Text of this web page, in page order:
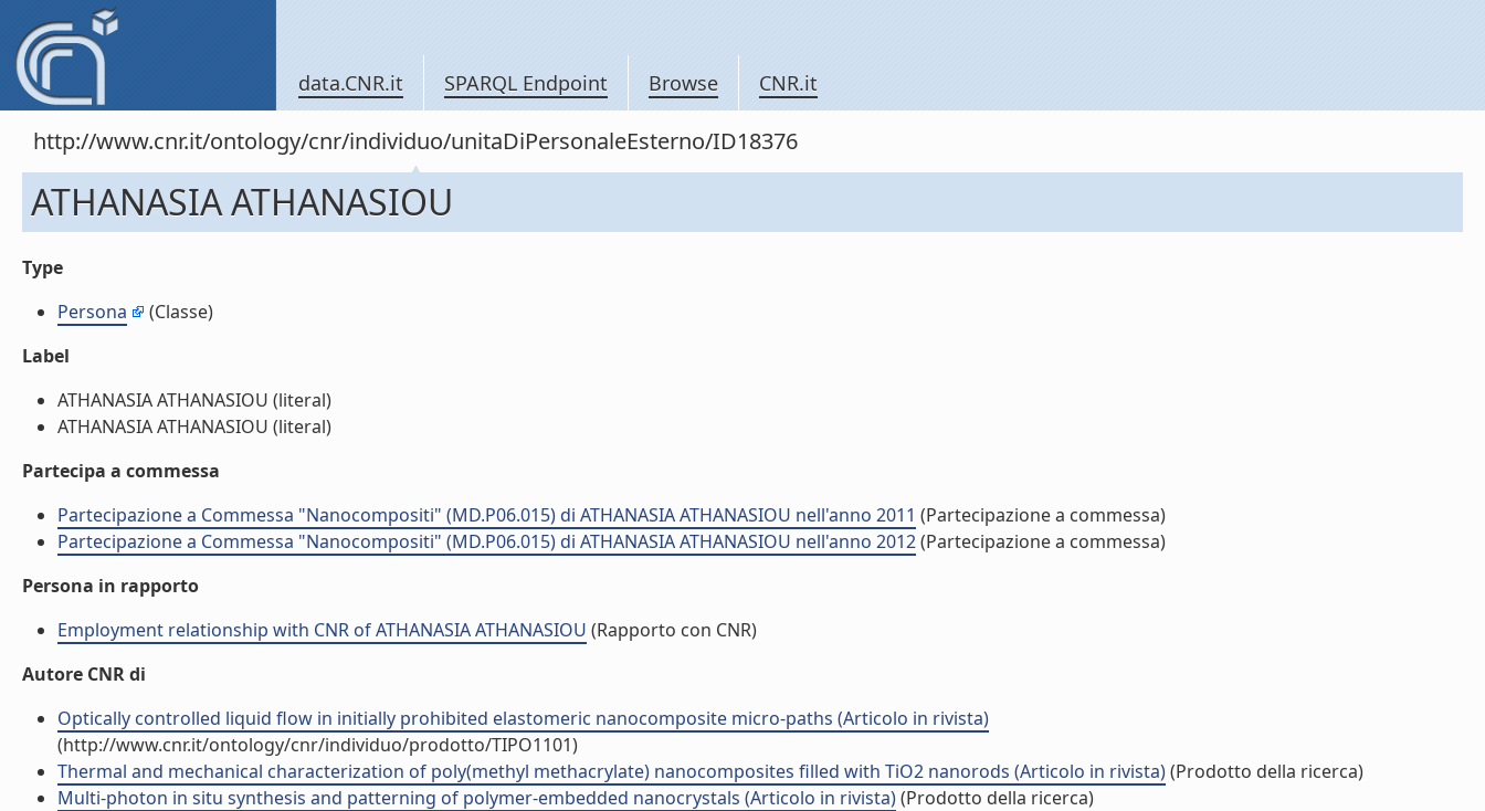
data.CNR.it SPARQL Endpoint Browse CNR.it
http://www.cnr.it/ontology/cnr/individuo/unitaDiPersonaleEsterno/ID18376
ATHANASIA ATHANASIOU
Type
Persona
(Classe)
Label
ATHANASIA ATHANASIOU (literal)
ATHANASIA ATHANASIOU (literal)
Partecipa a commessa
Partecipazione a Commessa "Nanocompositi" (MD.P06.015) di ATHANASIA ATHANASIOU nell'anno 2011 (Partecipazione a commessa)
Partecipazione a Commessa "Nanocompositi" (MD.P06.015) di ATHANASIA ATHANASIOU nell'anno 2012(Partecipazione a commessa)
Persona in rapporto
Employment relationship with CNR of ATHANASIA ATHANASIOU (Rapporto con CNR)
Autore CNR di
Optically controlled liquid flow in initially prohibited elastomeric nanocomposite micro-paths (Articolo in rivista)
(http://www.cnr.it/ontology/cnr/individuo/prodotto/TIPO1101)
Thermal and mechanical characterization of poly(methyl methacrylate) nanocomposites filled with TiO2 nanorods (Articolo in rivista)(Prodotto della ricerca)
Multi-photon in situ synthesis and patterning of polymer-embedded nanocrystals (Articolo in rivista)(Prodotto della ricerca)